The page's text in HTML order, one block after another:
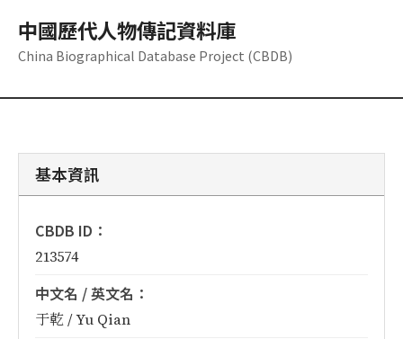
中國歷代人物傳記資料庫
China Biographical Database Project (CBDB)
基本資訊
CBDB ID：
213574
中文名 / 英文名：
于乾 / Yu Qian